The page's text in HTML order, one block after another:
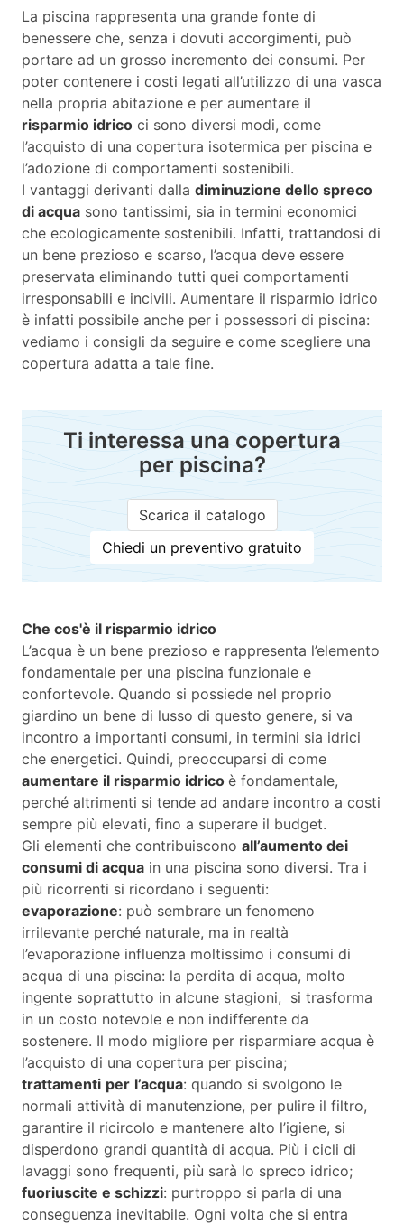
La piscina rappresenta una grande fonte di
benessere che, senza i dovuti accorgimenti, può
portare ad un grosso incremento dei consumi. Per
poter contenere i costi legati all’utilizzo di una vasca
nella propria abitazione e per aumentare il
risparmio idrico ci sono diversi modi, come
l’acquisto di una copertura isotermica per piscina e
l’adozione di comportamenti sostenibili.
I vantaggi derivanti dalla diminuzione dello spreco
di acqua sono tantissimi, sia in termini economici
che ecologicamente sostenibili. Infatti, trattandosi di
un bene prezioso e scarso, l’acqua deve essere
preservata eliminando tutti quei comportamenti
irresponsabili e incivili. Aumentare il risparmio idrico
è infatti possibile anche per i possessori di piscina:
vediamo i consigli da seguire e come scegliere una
copertura adatta a tale fine.
Ti interessa una copertura
per piscina?
Scarica il catalogo
Chiedi un preventivo gratuito
Che cos'è il risparmio idrico
L’acqua è un bene prezioso e rappresenta l’elemento
fondamentale per una piscina funzionale e
confortevole. Quando si possiede nel proprio
giardino un bene di lusso di questo genere, si va
incontro a importanti consumi, in termini sia idrici
che energetici. Quindi, preoccuparsi di come
aumentare il risparmio idrico è fondamentale,
perché altrimenti si tende ad andare incontro a costi
sempre più elevati, fino a superare il budget.
Gli elementi che contribuiscono all’aumento dei
consumi di acqua in una piscina sono diversi. Tra i
più ricorrenti si ricordano i seguenti:
evaporazione: può sembrare un fenomeno
irrilevante perché naturale, ma in realtà
l’evaporazione influenza moltissimo i consumi di
acqua di una piscina: la perdita di acqua, molto
ingente soprattutto in alcune stagioni, si trasforma
in un costo notevole e non indifferente da
sostenere. Il modo migliore per risparmiare acqua è
l’acquisto di una copertura per piscina;
trattamenti per l’acqua: quando si svolgono le
normali attività di manutenzione, per pulire il filtro,
garantire il ricircolo e mantenere alto l’igiene, si
disperdono grandi quantità di acqua. Più i cicli di
lavaggi sono frequenti, più sarà lo spreco idrico;
fuoriuscite e schizzi: purtroppo si parla di una
conseguenza inevitabile. Ogni volta che si entra